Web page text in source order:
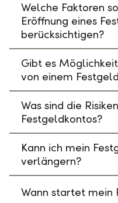
Welche Faktoren
Eröffnung eines
berücksichtigen?
Gibt es
von einem
Was sind die
Festgeldkontos?
Kann ich mein
verlängern?
Wann startet mein